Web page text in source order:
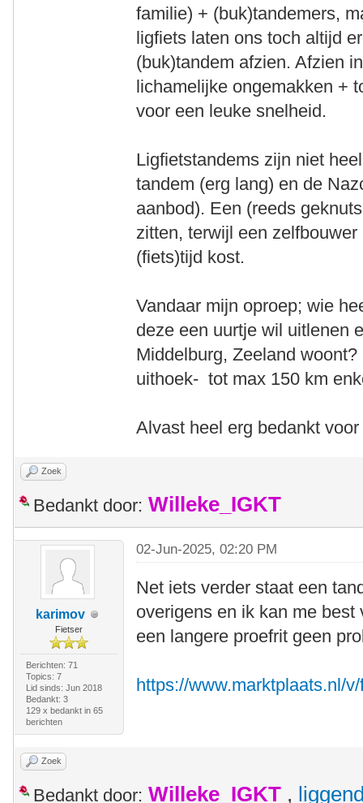
familie) + (buk)tandemers,
ligfiets laten ons toch altijd
(buk)tandem afzien. Afzien
lichamelijke ongemakken +
voor een leuke snelheid.
Ligfietstandems zijn niet
tandem (erg lang) en de
aanbod). Een (reeds
zitten, terwijl een
(fiets)tijd kost.
Vandaar mijn oproep; wie
deze een uurtje wil uitlenen
Middelburg, Zeeland
uithoek- tot max 150 km
Alvast heel erg bedankt
Zoek
Bedankt door: Willeke_IGKT
karimov
Fietser
Berichten: 71
Topics: 7
Lid sinds: Jun 2018
Bedankt: 3
129 x bedankt in 65
berichten
02-Jun-2025, 02:20 PM
Net iets verder staat een
overigens en ik kan me
een langere proefrit geen
https://www.marktplaats.nl/
Zoek
Bedankt door: Willeke_IGKT ,